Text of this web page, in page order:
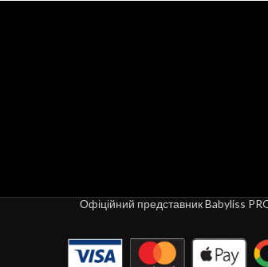
Офіційний представник Babyliss